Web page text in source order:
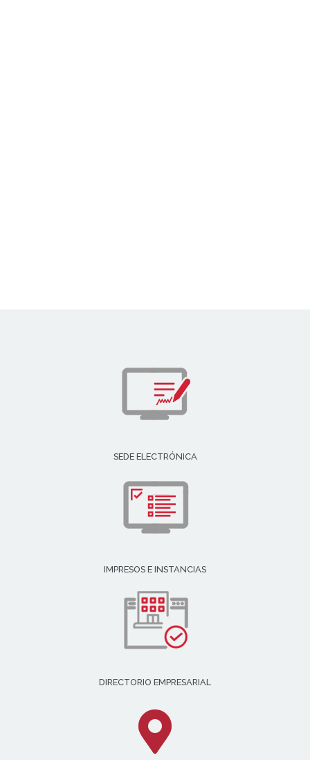
SEDE ELECTRÓNICA
IMPRESOS E INSTANCIAS
DIRECTORIO EMPRESARIAL